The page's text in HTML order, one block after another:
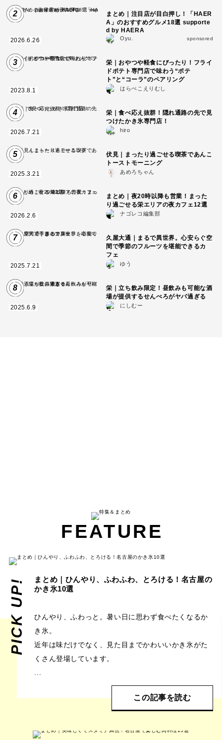
2
2026.6.26
まとめ｜注目店が目白押し！「HAER
A」のおすすめグルメ18選 supporte
d by HAERA
Oyu. sponsored
3
2023.8.1
栄｜おやつや軽食にぴったり！フライ
ドポテト専門店で味わう“ポテ
ト”と“コーラ”のペアリング
はらぺこえりむし
4
2026.7.21
栄｜食べ応え抜群！隠れ通路の先で見
つけたかき氷専門店！
hiro
5
2025.3.21
伏見｜まったり過ごせる喫茶であんこ
トーストモーニング
あめろちゃん
6
2026.2.6
まとめ｜夜20時以降も営業！まった
り過ごせる栄エリアの夜カフェ12選
ナゴレコ編集部
7
2025.7.21
久屋大通｜まるで異世界。心安らぐ空
間で季節のフルーツを堪能できるカ
フェ
ゆう
8
2025.6.9
栄｜立ち飲み限定！昼飲みも可能な酒
場が提供するせんべろがヤバ過ぎる
にしむー
FEATURE
PICK UP!
まとめ｜ひんやり、ふわふわ、とろける！名古屋の
かき氷10選
ひんやり、ふわっと。暑い日に思わず食べたくなるか
き氷。
近年は味だけでなく、見た目までかわいいかき氷がた
くさん登場しています。
この記事を読む